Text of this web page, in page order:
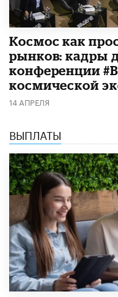
Космос как
рынков: кадры
конференции
космической
14 АПРЕЛЯ
ВЫПЛАТЫ